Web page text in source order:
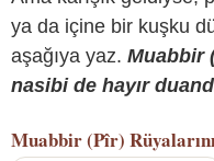
ya da içine bir kuşku
aşağıya yaz. Muabbir
nasibi de hayır
Muabbir (Pîr)